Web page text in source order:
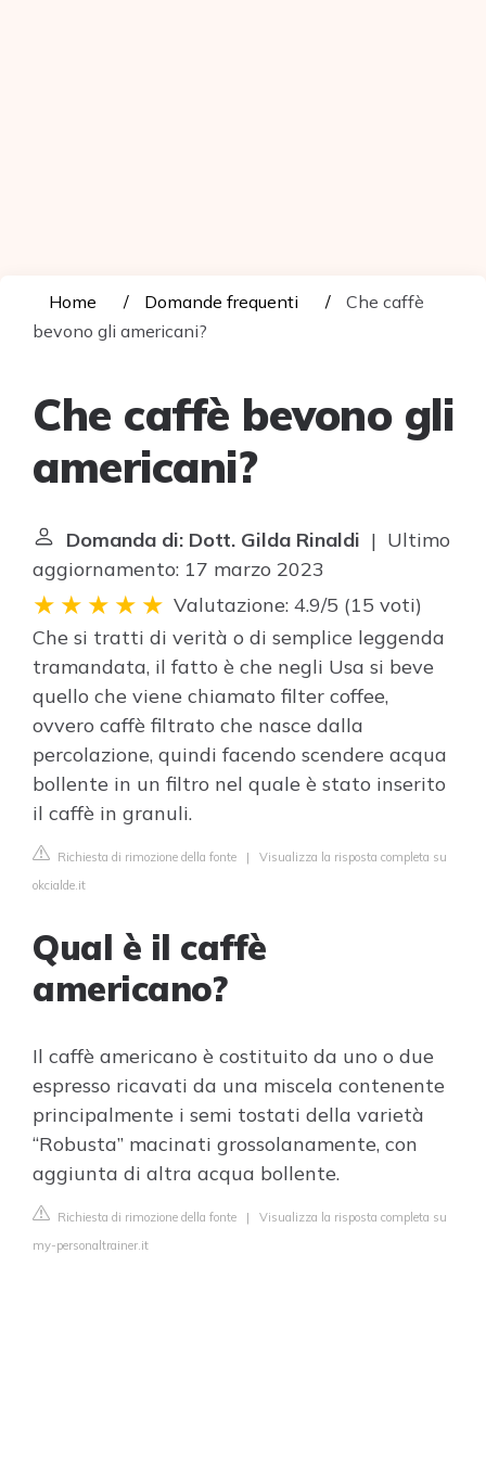
Home Domande frequenti
Che caffè
bevono gli americani?
Che caffè bevono gli
americani?
Domanda di: Dott. Gilda Rinaldi | Ultimo
aggiornamento: 17 marzo 2023
Valutazione: 4.9/5 (15 voti)
Che si tratti di verità o di semplice leggenda
tramandata, il fatto è che negli Usa si beve
quello che viene chiamato filter coffee,
ovvero caffè filtrato che nasce dalla
percolazione, quindi facendo scendere acqua
bollente in un filtro nel quale è stato inserito
il caffè in granuli.
Richiesta di rimozione della fonte | Visualizza la risposta completa su
okcialde.it
Qual è il caffè
americano?
Il caffè americano è costituito da uno o due
espresso ricavati da una miscela contenente
principalmente i semi tostati della varietà
“Robusta” macinati grossolanamente, con
aggiunta di altra acqua bollente.
Richiesta di rimozione della fonte | Visualizza la risposta completa su
my-personaltrainer.it